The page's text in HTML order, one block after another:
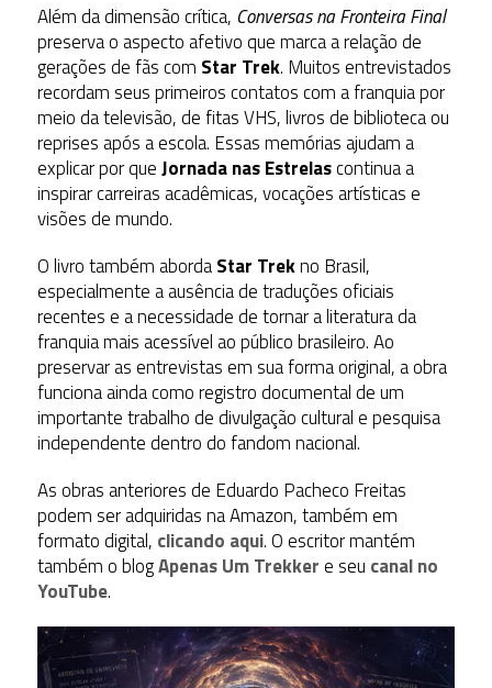
Além da dimensão crítica, Conversas na Fronteira Final
preserva o aspecto afetivo que marca a relação de
gerações de fãs com Star Trek. Muitos entrevistados
recordam seus primeiros contatos com a franquia por
meio da televisão, de fitas VHS, livros de biblioteca ou
reprises após a escola. Essas memórias ajudam a
explicar por queJornada nas Estrelascontinua a
inspirar carreiras acadêmicas, vocações artísticas e
visões de mundo.
O livro também abordaStar Trekno Brasil,
especialmente a ausência de traduções oficiais
recentes e a necessidade de tornar a literatura da
franquia mais acessível ao público brasileiro. Ao
preservar as entrevistas em sua forma original, a obra
funciona ainda como registro documental de um
importante trabalho de divulgação cultural e pesquisa
independente dentro do fandom nacional.
As obras anteriores de Eduardo Pacheco Freitas
podem ser adquiridas na Amazon, também em
formato digital, clicando aqui. O escritor mantém
também o blogApenas Um Trekkere seu canal no
YouTube.